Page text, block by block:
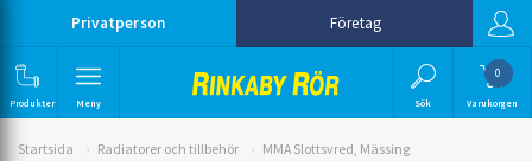
Privatperson Företag
Produkter Meny Sök
0
Varukorgen
Startsida Radiatorer och tillbehör MMA Slottsvred, Mässing